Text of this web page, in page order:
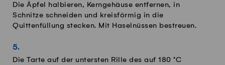
Die Äpfel halbieren, Kerngehäuse entfernen, in
Schnitze schneiden und kreisförmig in die
Quittenfüllung stecken. Mit Haselnüssen bestreuen.
Die Tarte auf der untersten Rille des auf 180 °C